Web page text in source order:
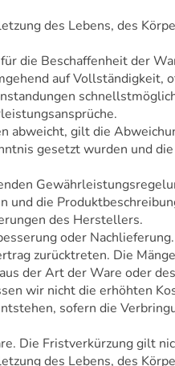
des Lebens, des
die Beschaffenheit der
auf Vollständigkeit,
abweicht, gilt die
gesetzt wurden und
die
des Herstellers.
oder
zurücktreten. Die
der Art der Ware oder
wir nicht die erhöhten
sofern die
Die Fristverkürzung gilt
des Lebens, des